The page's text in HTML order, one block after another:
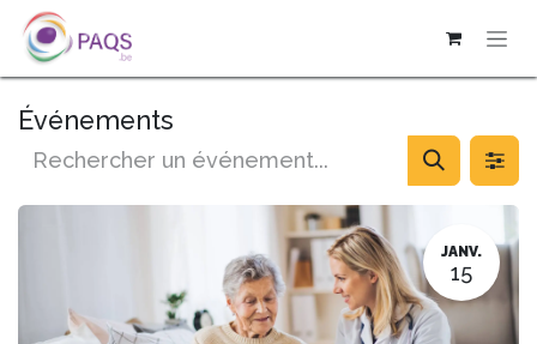
SE RENDRE AU CONTENU
Événements
JANV.
15